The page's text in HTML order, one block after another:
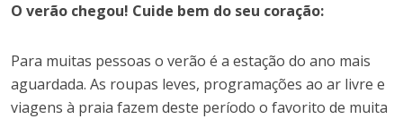
O verão chegou! Cuide bem do seu coração:
Para muitas pessoas o verão é a estação do ano mais
aguardada. As roupas leves, programações ao ar livre e
viagens à praia fazem deste período o favorito de muita